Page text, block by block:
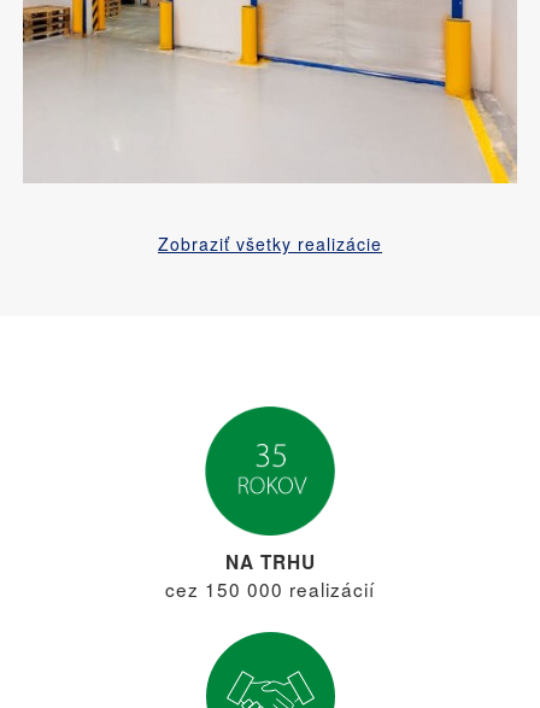
Zobraziť všetky realizácie
NA TRHU
cez 150 000 realizácií